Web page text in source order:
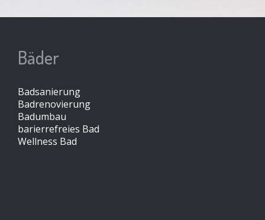
Bäder
Badsanierung
Badrenovierung
Badumbau
barierrefreies Bad
Wellness Bad